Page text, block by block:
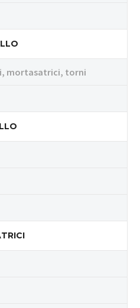
mortasatrici, torni